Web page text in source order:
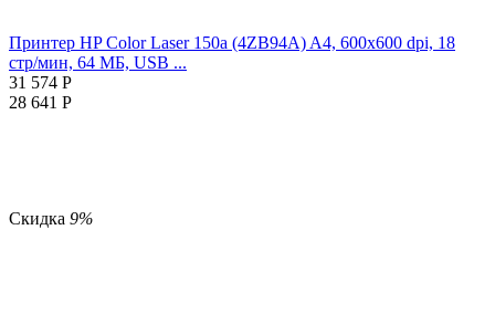
Принтер HP Color Laser 150a (4ZB94A) A4, 600x600 dpi, 18
стр/мин, 64 МБ, USB ...
31 574 Р
28 641 Р
Скидка 9%